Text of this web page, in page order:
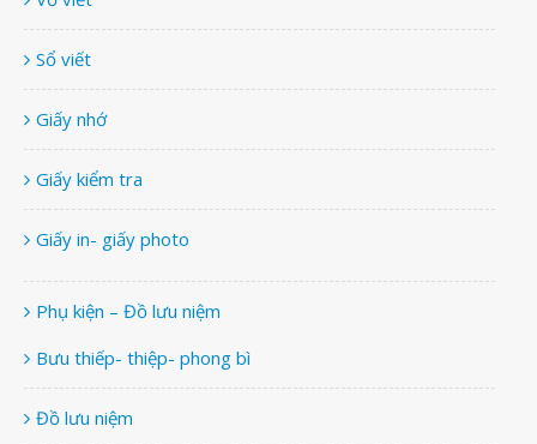
Sổ viết
Giấy nhớ
Giấy kiểm tra
Giấy in- giấy photo
Phụ kiện – Đồ lưu niệm
Bưu thiếp- thiệp- phong bì
Đồ lưu niệm